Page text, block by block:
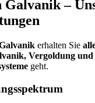
Galvanik –
erhalten Sie
Vergoldung und
geht.